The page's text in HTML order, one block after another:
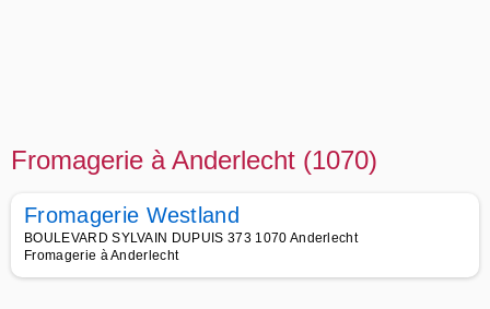
Fromagerie à Anderlecht (1070)
Fromagerie Westland
BOULEVARD SYLVAIN DUPUIS 373 1070 Anderlecht
Fromagerie à Anderlecht